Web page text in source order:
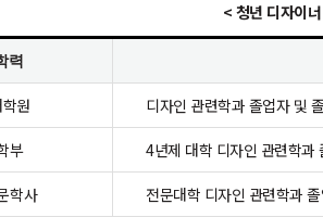
< 청년 디자이
력
원 디자인 관련학과 졸업자 및
부 4년제 대학 디자인 관련학과
학사 전문대학 디자인 관련학과